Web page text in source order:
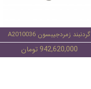
گردنبند زمردجیبسون A2010036
942,620,000 تومان